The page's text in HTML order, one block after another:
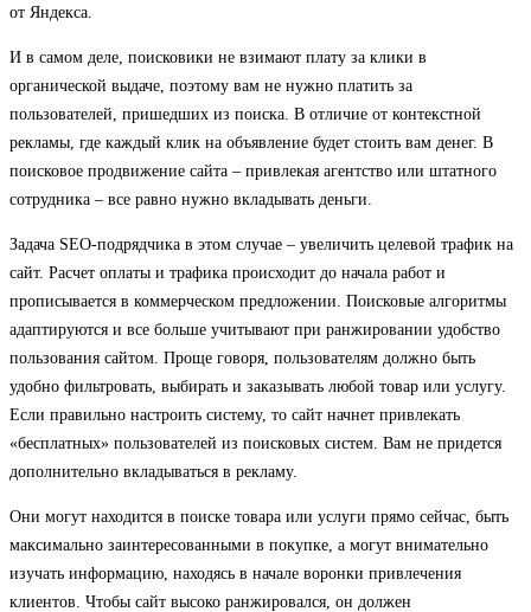
от Яндекса.
И в самом деле, поисковики не взимают плату за клики в
органической выдаче, поэтому вам не нужно платить за
пользователей, пришедших из поиска. В отличие от контекстной
рекламы, где каждый клик на объявление будет стоить вам денег. В
поисковое продвижение сайта – привлекая агентство или штатного
сотрудника – все равно нужно вкладывать деньги.
Задача SEO-подрядчика в этом случае – увеличить целевой трафик на
сайт. Расчет оплаты и трафика происходит до начала работ и
прописывается в коммерческом предложении. Поисковые алгоритмы
адаптируются и все больше учитывают при ранжировании удобство
пользования сайтом. Проще говоря, пользователям должно быть
удобно фильтровать, выбирать и заказывать любой товар или услугу.
Если правильно настроить систему, то сайт начнет привлекать
«бесплатных» пользователей из поисковых систем. Вам не придется
дополнительно вкладываться в рекламу.
Они могут находится в поиске товара или услуги прямо сейчас, быть
максимально заинтересованными в покупке, а могут внимательно
изучать информацию, находясь в начале воронки привлечения
клиентов. Чтобы сайт высоко ранжировался, он должен